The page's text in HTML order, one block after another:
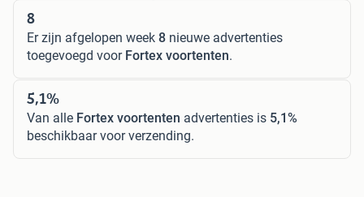
8
Er zijn afgelopen week 8 nieuwe advertenties
toegevoegd voor Fortex voortenten.
5,1%
Van alle Fortex voortenten advertenties is 5,1%
beschikbaar voor verzending.